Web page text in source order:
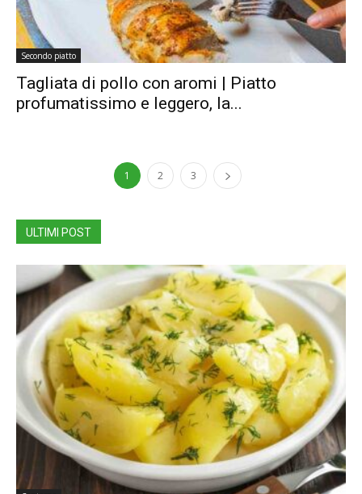
Secondo piatto
Tagliata di pollo con aromi | Piatto
profumatissimo e leggero, la...
1 2 3
ULTIMI POST